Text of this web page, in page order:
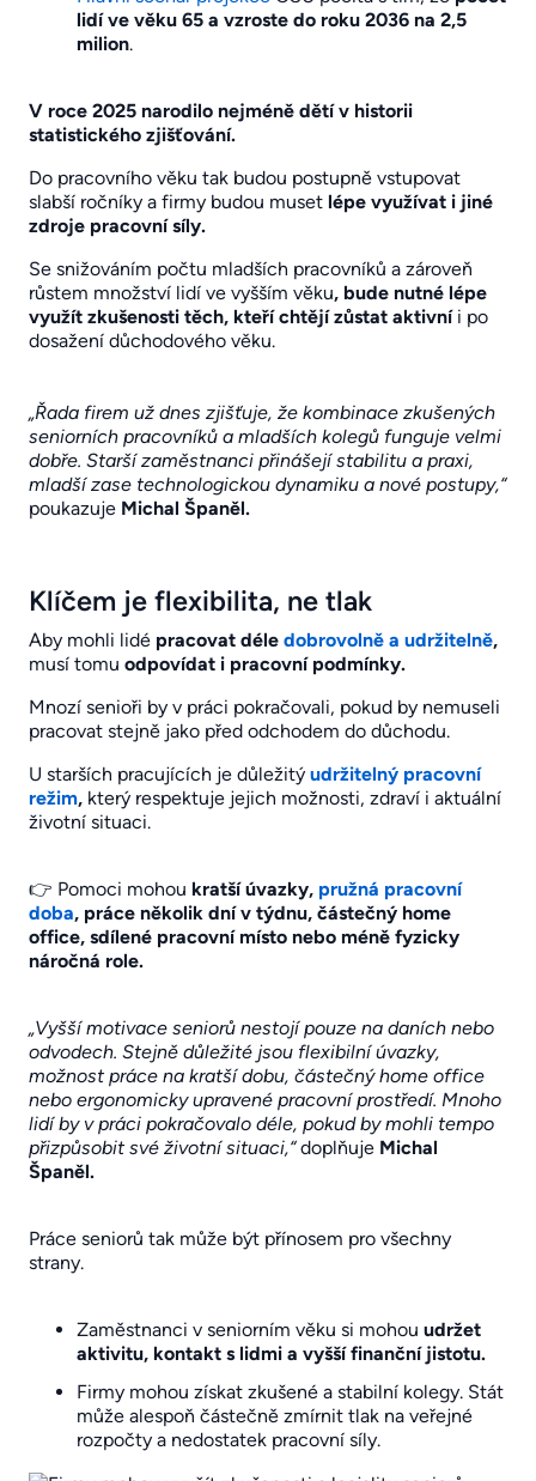
lidí ve věku 65 a vzroste do roku 2036 na 2,5
milion.
V roce 2025 narodilo nejméně dětí v historii
statistického zjišťování.
Do pracovního věku tak budou postupně vstupovat
slabší ročníky a firmy budou muset lépe využívat i jiné
zdroje pracovní síly.
Se snižováním počtu mladších pracovníků a zároveň
růstem množství lidí ve vyšším věku, bude nutné lépe
využít zkušenosti těch, kteří chtějí zůstat aktivníi po
dosažení důchodového věku.
„Řada firem už dnes zjišťuje, že kombinace zkušených
seniorních pracovníků a mladších kolegů funguje velmi
dobře. Starší zaměstnanci přinášejí stabilitu a praxi,
mladší zase technologickou dynamiku a nové postupy,“
poukazuje Michal Španěl.
Klíčem je flexibilita, ne tlak
Aby mohli lidé pracovat déle dobrovolně a udržitelně,
musí tomu odpovídat i pracovní podmínky.
Mnozí senioři by v práci pokračovali, pokud by nemuseli
pracovat stejně jako před odchodem do důchodu.
U starších pracujících je důležitý udržitelný pracovní
režim, který respektuje jejich možnosti, zdraví i aktuální
životní situaci.
👉 Pomoci mohou kratší úvazky, pružná pracovní
doba, práce několik dní v týdnu, částečný home
office, sdílené pracovní místo nebo méně fyzicky
náročná role.
„Vyšší motivace seniorů nestojí pouze na daních nebo
odvodech. Stejně důležité jsou flexibilní úvazky,
možnost práce na kratší dobu, částečný home office
nebo ergonomicky upravené pracovní prostředí. Mnoho
lidí by v práci pokračovalo déle, pokud by mohli tempo
přizpůsobit své životní situaci,“doplňuje Michal
Španěl.
Práce seniorů tak může být přínosem pro všechny
strany.
Zaměstnanci v seniorním věku si mohou udržet
aktivitu, kontakt s lidmi a vyšší finanční jistotu.
Firmy mohou získat zkušené a stabilní kolegy. Stát
může alespoň částečně zmírnit tlak na veřejné
rozpočty a nedostatek pracovní síly.